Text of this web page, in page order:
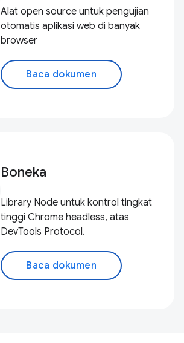
Alat open source untuk pengujian
otomatis aplikasi web di banyak
browser
Baca dokumen
Boneka
Library Node untuk kontrol tingkat
tinggi Chrome headless, atas
DevTools Protocol.
Baca dokumen